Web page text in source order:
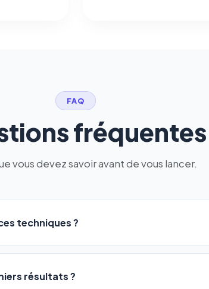
FAQ
fréquentes
vous devez savoir avant de vous lancer.
techniques ?
pour être accessible àtous les profils:
Pas de code, pas de configuration complexe —
et le logiciel gère tout en automatique
résultats ?